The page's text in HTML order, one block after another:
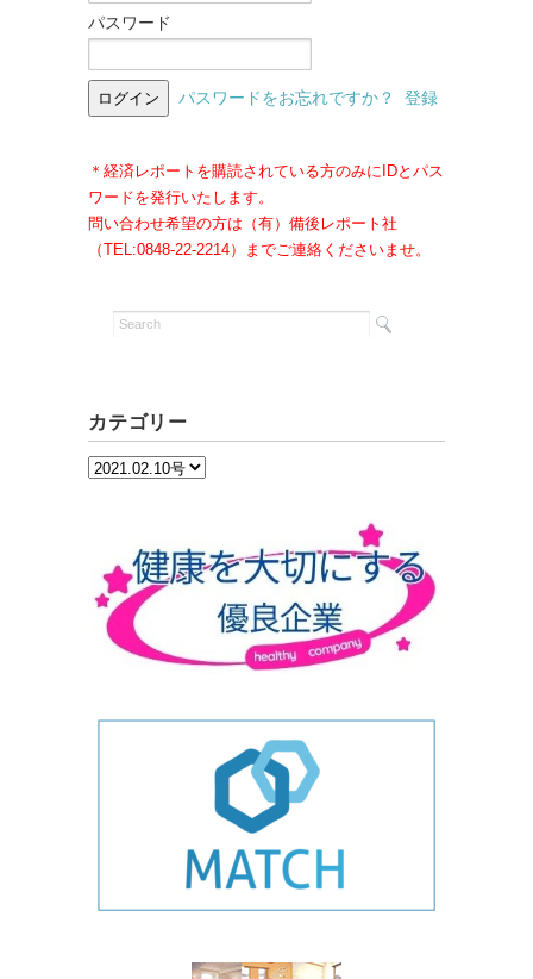
パスワード
パスワードをお忘れですか？ 登録
＊経済レポートを購読されている方のみにIDとパス
ワードを発行いたします。
問い合わせ希望の方は（有）備後レポート社
（TEL:0848-22-2214）までご連絡くださいませ。
カテゴリー
カ